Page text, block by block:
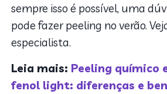
sempre isso é possível, uma
pode fazer peeling no verão.
especialista.
Leia mais: Peeling químico
fenol light: diferenças e